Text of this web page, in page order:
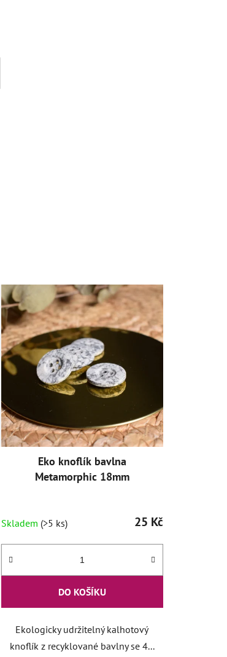
Eko knoflík bavlna
Metamorphic 18mm
Skladem (>5 ks) 25 Kč
DO KOŠÍKU
Ekologicky udržitelný kalhotový
knoflík z recyklované bavlny se 4...